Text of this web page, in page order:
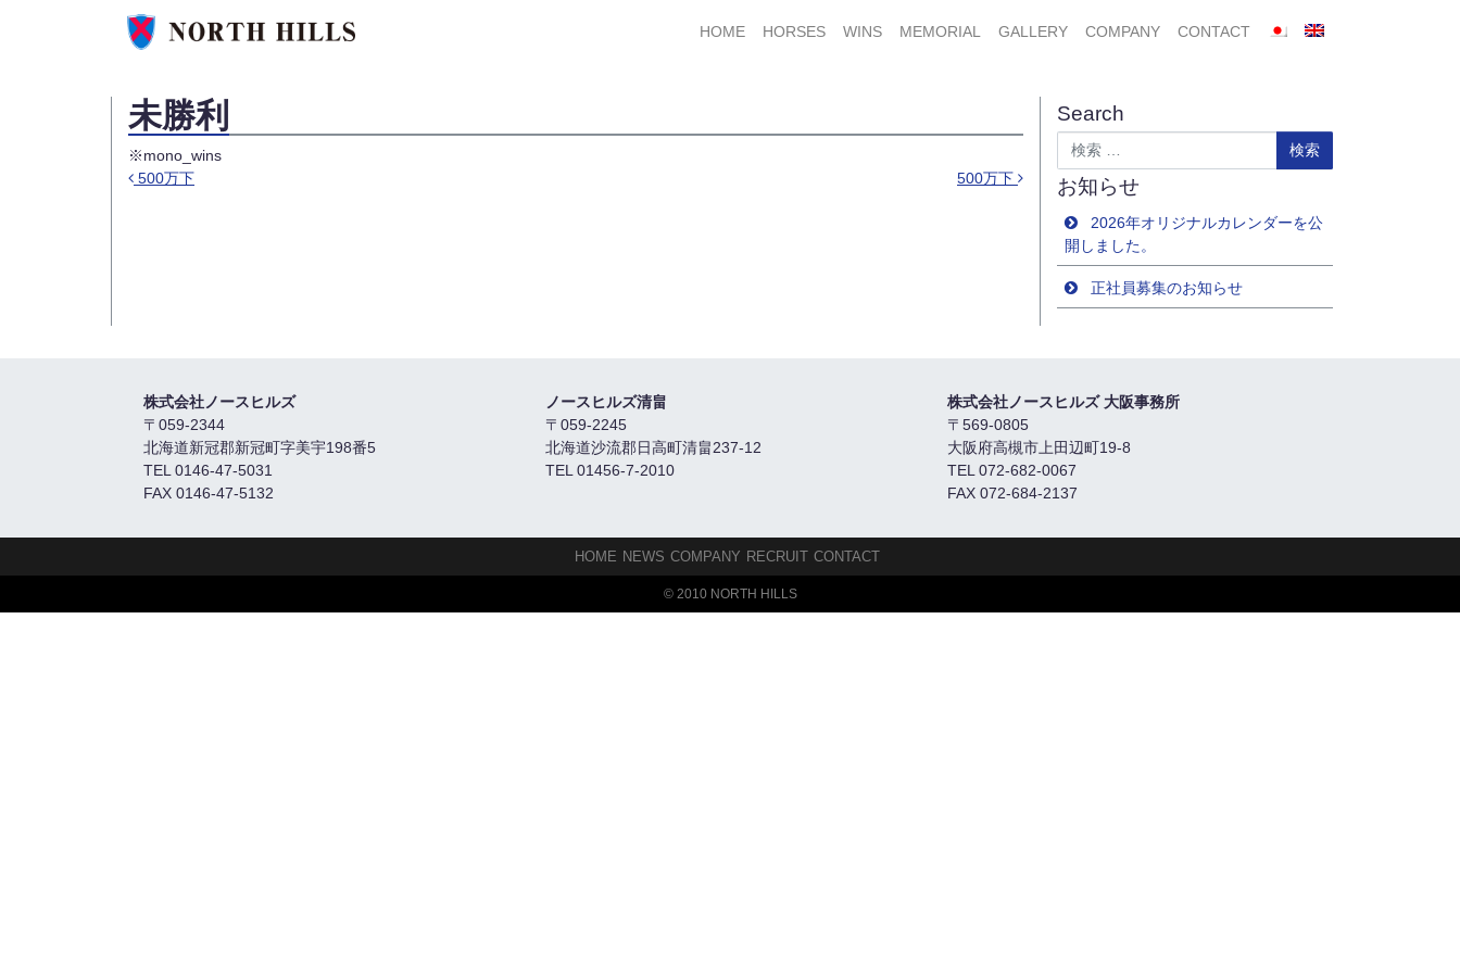
HOME
HORSES WINS MEMORIAL GALLERY COMPANY CONTACT
未勝利
※mono_wins
500万下 500万下
Search
検索
お知らせ
2026年オリジナルカレンダーを公
開しました。
正社員募集のお知らせ
株式会社ノースヒルズ
〒059-2344
北海道新冠郡新冠町字美宇198番5
TEL 0146-47-5031
FAX 0146-47-5132
ノースヒルズ清畠
〒059-2245
北海道沙流郡日高町清畠237-12
TEL 01456-7-2010
株式会社ノースヒルズ 大阪事務所
〒569-0805
大阪府高槻市上田辺町19-8
TEL 072-682-0067
FAX 072-684-2137
HOME NEWS COMPANY RECRUIT CONTACT
© 2010 NORTH HILLS